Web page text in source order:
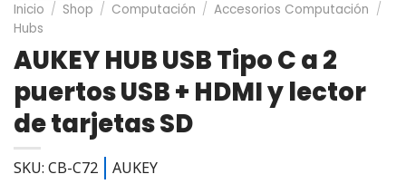
Inicio / Shop / Computación / Accesorios Computación /
Hubs
AUKEY HUB USB Tipo C a 2
puertos USB + HDMI y lector
de tarjetas SD
SKU: CB-C72 AUKEY